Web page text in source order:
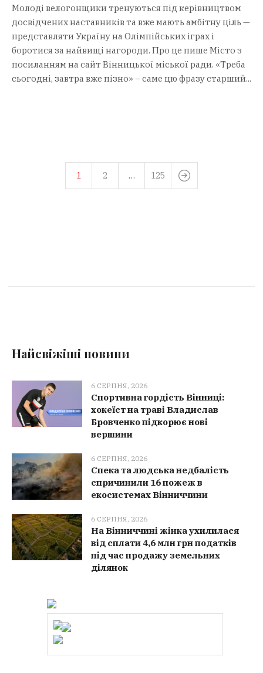
Молоді велогонщики тренуються під керівництвом
досвідчених наставників та вже мають амбітну ціль —
представляти Україну на Олімпійських іграх і
боротися за найвищі нагороди. Про це пише Місто з
посиланням на сайт Вінницької міської ради. «Треба
сьогодні, завтра вже пізно» – саме цю фразу старший...
1 2 … 125
Найсвіжіші новини
6 СЕРПНЯ, 2026
Спортивна гордість Вінниці:
хокеїст на траві Владислав
Бровченко підкорює нові
вершини
6 СЕРПНЯ, 2026
Спека та людська недбалість
спричинили 16 пожеж в
екосистемах Вінниччини
6 СЕРПНЯ, 2026
На Вінниччині жінка ухилилася
від сплати 4,6 млн грн податків
під час продажу земельних
ділянок